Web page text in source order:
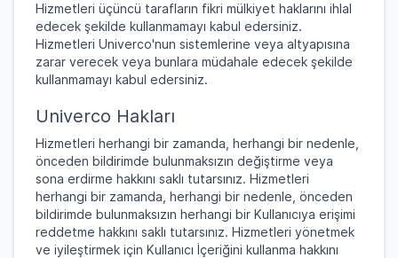
Hizmetleri üçüncü tarafların fikri mülkiyet haklarını ihlal
edecek şekilde kullanmamayı kabul edersiniz.
Hizmetleri Univerco'nun sistemlerine veya altyapısına
zarar verecek veya bunlara müdahale edecek şekilde
kullanmamayı kabul edersiniz.
Univerco Hakları
Hizmetleri herhangi bir zamanda, herhangi bir nedenle,
önceden bildirimde bulunmaksızın değiştirme veya
sona erdirme hakkını saklı tutarsınız. Hizmetleri
herhangi bir zamanda, herhangi bir nedenle, önceden
bildirimde bulunmaksızın herhangi bir Kullanıcıya erişimi
reddetme hakkını saklı tutarsınız. Hizmetleri yönetmek
ve iyileştirmek için Kullanıcı İçeriğini kullanma hakkını